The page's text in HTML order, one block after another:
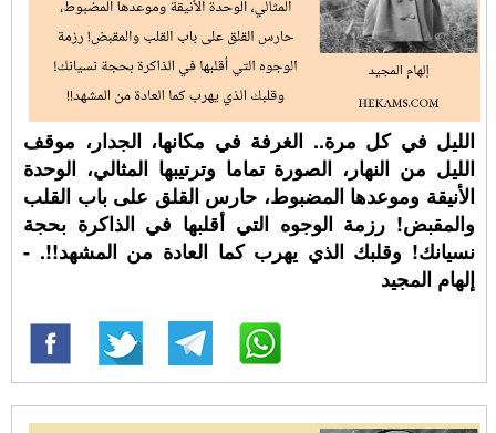
الليل في كل مرة.. الغرفة في مكانها، الجدار، موقف
الليل من النهار، الصورة تماما وترتيبها المثالي، الوحدة
الأنيقة وموعدها المضبوط، حارس القلق على باب القلب
والمقبض! رزمة الوجوه التي أقلبها في الذاكرة بحجة
نسيانك! وقلبك الذي يهرب كما العادة من المشهد!!. -
إلهام المجيد